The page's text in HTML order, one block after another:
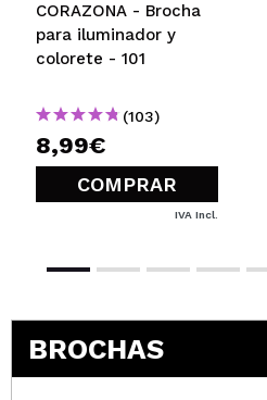
CORAZONA - Brocha
para iluminador y
colorete - 101
(103)
8,99€
COMPRAR
IVA Incl.
BROCHAS